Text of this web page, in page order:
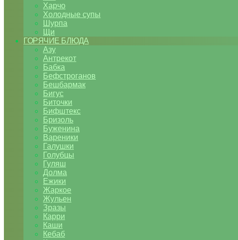
Харчо
Холодные супы
Шурпа
Щи
ГОРЯЧИЕ БЛЮДА
Азу
Антрекот
Бабка
Бефстроганов
Бешбармак
Бигус
Биточки
Бифштекс
Бризоль
Буженина
Вареники
Галушки
Голубцы
Гуляш
Долма
Ежики
Жаркое
Жульен
Зразы
Карри
Каши
Кебаб